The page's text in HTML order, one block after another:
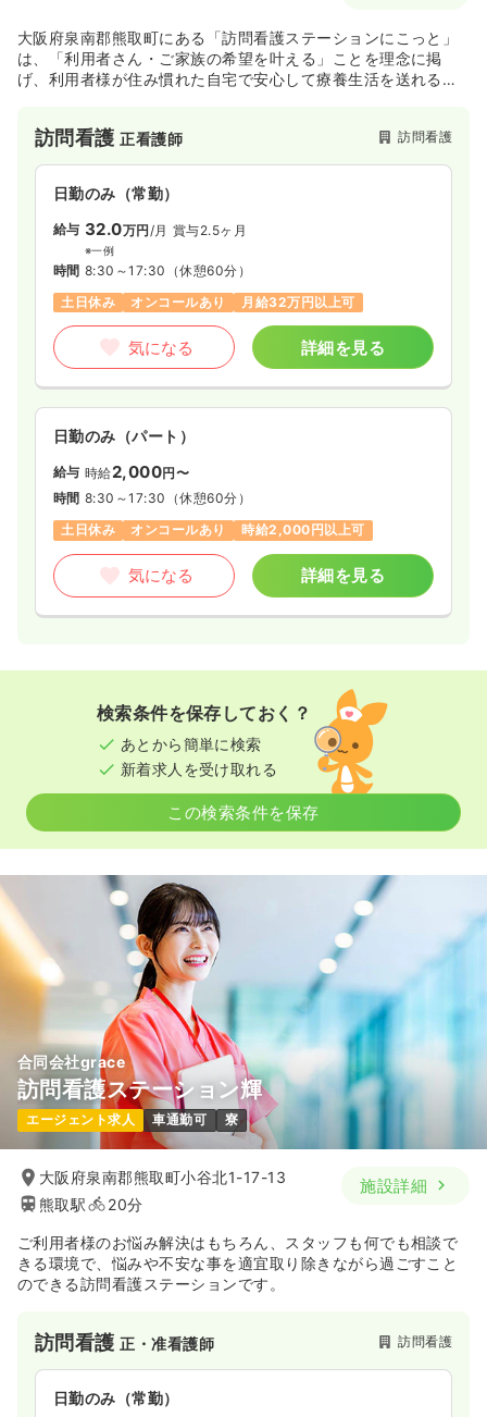
大阪府泉南郡熊取町にある「訪問看護ステーションにこっと」
は、「利用者さん・ご家族の希望を叶える」ことを理念に掲
げ、利用者様が住み慣れた自宅で安心して療養生活を送れるよ
おり、24時間体制で緊急時の対応も可能です。
訪問看護正看護師 訪問看護
日勤のみ（常勤）
給与 32.0万円 /月 賞与2.5ヶ月
※一例
時間 8:30～17:30 （休憩60分）
土日休み
オンコールあり 月給32万円以上可
気になる 詳細を見る
日勤のみ（パート）
給与 時給2,000円〜
時間 8:30～17:30 （休憩60分）
土日休み
オンコールあり 時給2,000円以上可
気になる 詳細を見る
検索条件を保存しておく？
あとから簡単に検索
新着求人を受け取れる
この検索条件を保存
合同会社grace
訪問看護ステーション輝
エージェント求人 車通勤可 寮
大阪府泉南郡熊取町小谷北1-17-13
熊取駅
20分
施設詳細
ご利用者様のお悩み解決はもちろん、スタッフも何でも相談で
きる環境で、悩みや不安な事を適宜取り除きながら過ごすこと
のできる訪問看護ステーションです。
訪問看護正・准看護師 訪問看護
日勤のみ（常勤）